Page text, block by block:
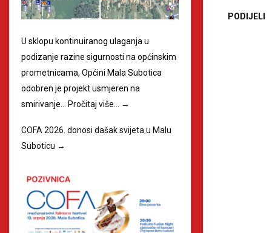
PODIJELI
U sklopu kontinuiranog ulaganja u
podizanje razine sigurnosti na općinskim
prometnicama, Općini Mala Subotica
odobren je projekt usmjeren na
smirivanje…
Pročitaj više… →
COFA 2026. donosi dašak svijeta u Malu
Suboticu →